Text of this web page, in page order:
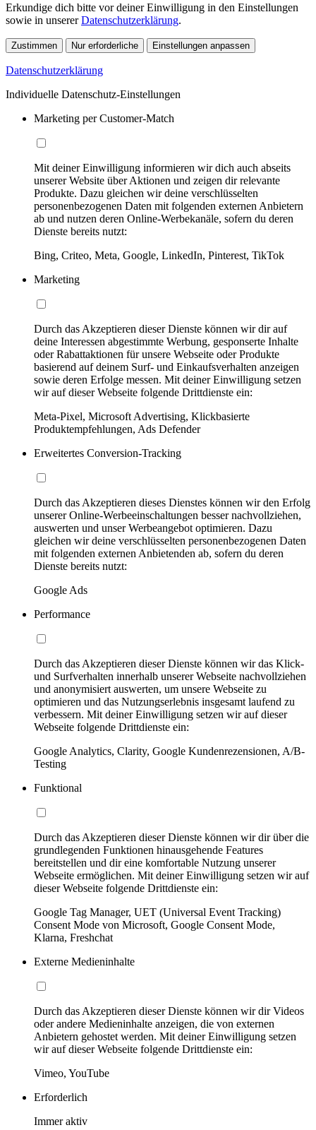
Erkundige dich bitte vor deiner Einwilligung in den Einstellungen
sowie in unsererDatenschutzerklärung.
Zustimmen Nur erforderliche Einstellungen anpassen
Datenschutzerklärung
Individuelle Datenschutz-Einstellungen
Marketing per Customer-Match
Mit deiner Einwilligung informieren wir dich auch abseits
unserer Website über Aktionen und zeigen dir relevante
Produkte. Dazu gleichen wir deine verschlüsselten
personenbezogenen Daten mit folgenden externen Anbietern
ab und nutzen deren Online-Werbekanäle, sofern du deren
Dienste bereits nutzt:
Bing, Criteo, Meta, Google, LinkedIn, Pinterest, TikTok
Marketing
Durch das Akzeptieren dieser Dienste können wir dir auf
deine Interessen abgestimmte Werbung, gesponserte Inhalte
oder Rabattaktionen für unsere Webseite oder Produkte
basierend auf deinem Surf- und Einkaufsverhalten anzeigen
sowie deren Erfolge messen. Mit deiner Einwilligung setzen
wir auf dieser Webseite folgende Drittdienste ein:
Meta-Pixel, Microsoft Advertising, Klickbasierte
Produktempfehlungen, Ads Defender
Erweitertes Conversion-Tracking
Durch das Akzeptieren dieses Dienstes können wir den Erfolg
unserer Online-Werbeeinschaltungen besser nachvollziehen,
auswerten und unser Werbeangebot optimieren. Dazu
gleichen wir deine verschlüsselten personenbezogenen Daten
mit folgenden externen Anbietenden ab, sofern du deren
Dienste bereits nutzt:
Google Ads
Performance
Durch das Akzeptieren dieser Dienste können wir das Klick-
und Surfverhalten innerhalb unserer Webseite nachvollziehen
und anonymisiert auswerten, um unsere Webseite zu
optimieren und das Nutzungserlebnis insgesamt laufend zu
verbessern. Mit deiner Einwilligung setzen wir auf dieser
Webseite folgende Drittdienste ein:
Google Analytics, Clarity, Google Kundenrezensionen, A/B-
Testing
Funktional
Durch das Akzeptieren dieser Dienste können wir dir über die
grundlegenden Funktionen hinausgehende Features
bereitstellen und dir eine komfortable Nutzung unserer
Webseite ermöglichen. Mit deiner Einwilligung setzen wir auf
dieser Webseite folgende Drittdienste ein:
Google Tag Manager, UET (Universal Event Tracking)
Consent Mode von Microsoft, Google Consent Mode,
Klarna, Freshchat
Externe Medieninhalte
Durch das Akzeptieren dieser Dienste können wir dir Videos
oder andere Medieninhalte anzeigen, die von externen
Anbietern gehostet werden. Mit deiner Einwilligung setzen
wir auf dieser Webseite folgende Drittdienste ein:
Vimeo, YouTube
Erforderlich
Immer aktiv